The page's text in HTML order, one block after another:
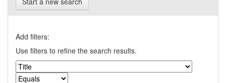
Add filters:
Use filters to refine the search results.